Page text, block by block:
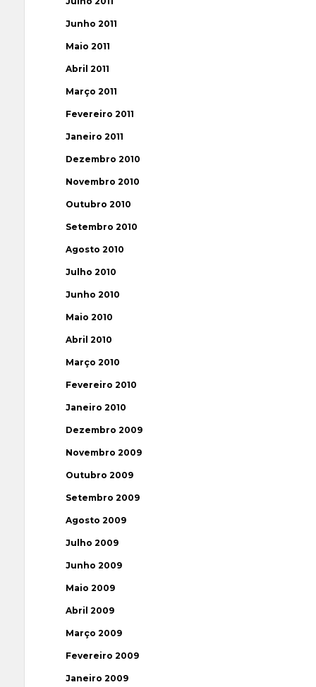
Junho 2011
Maio 2011
Abril 2011
Março 2011
Fevereiro 2011
Janeiro 2011
Dezembro 2010
Novembro 2010
Outubro 2010
Setembro 2010
Agosto 2010
Julho 2010
Junho 2010
Maio 2010
Abril 2010
Março 2010
Fevereiro 2010
Janeiro 2010
Dezembro 2009
Novembro 2009
Outubro 2009
Setembro 2009
Agosto 2009
Julho 2009
Junho 2009
Maio 2009
Abril 2009
Março 2009
Fevereiro 2009
Janeiro 2009